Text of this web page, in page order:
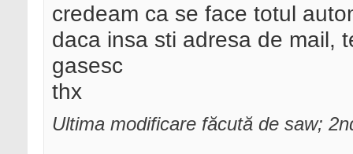
credeam ca se face totul
daca insa sti adresa de mail,
gasesc
thx
Ultima modificare făcută de saw;